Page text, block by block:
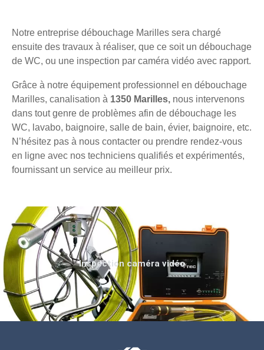
Notre entreprise débouchage Marilles sera chargé
ensuite des travaux à réaliser, que ce soit un débouchage
de WC, ou une inspection par caméra vidéo avec rapport.
Grâce à notre équipement professionnel en débouchage
Marilles, canalisation à 1350 Marilles, nous intervenons
dans tout genre de problèmes afin de débouchage les
WC, lavabo, baignoire, salle de bain, évier, baignoire, etc.
N’hésitez pas à nous contacter ou prendre rendez-vous
en ligne avec nos techniciens qualifiés et expérimentés,
fournissant un service au meilleur prix.
Inspection caméra vidéo